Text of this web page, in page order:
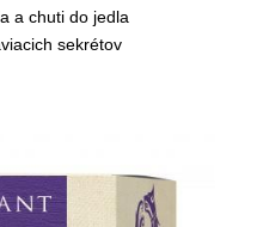
a chuti do jedla
sekrétov